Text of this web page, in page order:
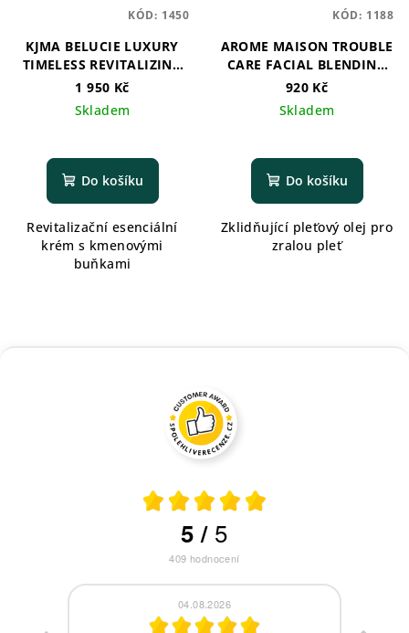
KJMA BELUCIE LUXURY
TIMELESS REVITALIZING
ESSENCE CREAM
1 950 Kč
Skladem
Do košíku
Revitalizační esenciální
krém s kmenovými
buňkami
KÓD: 1450
AROME MAISON TROUBLE
CARE FACIAL BLENDING
OIL
920 Kč
Skladem
Do košíku
Zklidňující pleťový olej pro
zralou pleť
KÓD: 1188
5/ 5
409 hodnocení
04.08.2026